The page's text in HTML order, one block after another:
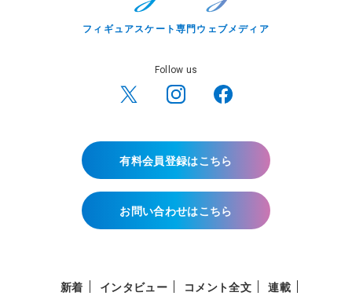
フィギュアスケート専門ウェブメディア
Follow us
有料会員登録はこちら
お問い合わせはこちら
新着 インタビュー コメント全文 連載